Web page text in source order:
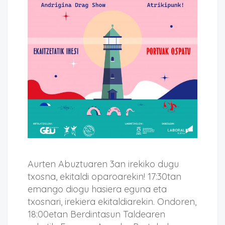
Aurten Abuztuaren 3an irekiko dugu
txosna, ekitaldi oparoarekin! 17:30tan
emango diogu hasiera eguna eta
txosnari, irekiera ekitaldiarekin. Ondoren,
18:00etan Berdintasun Taldearen